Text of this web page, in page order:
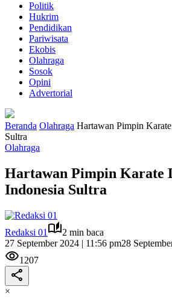
Politik
Hukrim
Pendidikan
Pariwisata
Ekobis
Olahraga
Sosok
Opini
Advertorial
Beranda Olahraga Hartawan Pimpin
Sultra
Olahraga
Hartawan Pimpin Karate
Indonesia Sultra
Redaksi 01
2 min baca
27 September 2024 | 11:56 pm28
1207
×